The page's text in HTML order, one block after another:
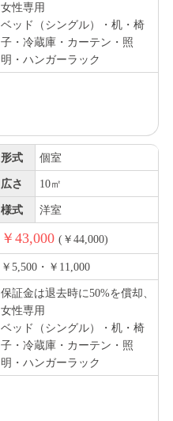
女性専用
ベッド（シングル）・机・椅
子・冷蔵庫・カーテン・照
明・ハンガーラック
形式 個室
広さ 10㎡
様式 洋室
￥43,000 (￥44,000)
￥5,500・￥11,000
保証金は退去時に50%を償却、
女性専用
ベッド（シングル）・机・椅
子・冷蔵庫・カーテン・照
明・ハンガーラック